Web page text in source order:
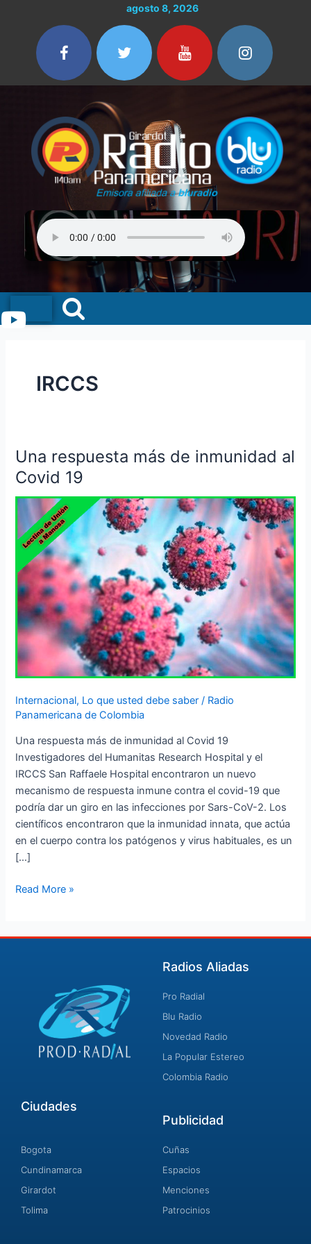
contenido
agosto 8, 2026
Menu
IRCCS
Una respuesta más de inmunidad al
Covid 19
Internacional, Lo que usted debe saber / Radio
Panamericana de Colombia
Una respuesta más de inmunidad al Covid 19
Investigadores del Humanitas Research Hospital y el
IRCCS San Raffaele Hospital encontraron un nuevo
mecanismo de respuesta inmune contra el covid-19 que
podría dar un giro en las infecciones por Sars-CoV-2. Los
científicos encontraron que la inmunidad innata, que actúa
en el cuerpo contra los patógenos y virus habituales, es un
[…]
Una
respuesta
más
de
inmunidad
al
Covid
19
Read More »
Radios Aliadas
Pro Radial
Blu Radio
Novedad Radio
La Popular Estereo
Colombia Radio
Ciudades
Bogota
Cundinamarca
Girardot
Tolima
Publicidad
Cuñas
Espacios
Menciones
Patrocinios